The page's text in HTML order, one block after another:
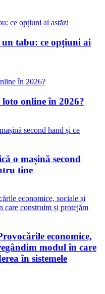
un tabu: ce opțiuni ai
loto online în 2026?
o mașină second
tine
economice,
modul în care
în sistemele